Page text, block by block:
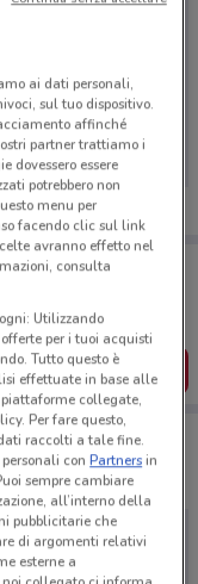
pubblicato
più tardi.
te!
negozi vicino a te,
ai dati personali,
sul tuo dispositivo.
affinché
partner trattiamo i
dovessero essere
potrebbero non
menu per
facendo clic sul link
avranno effetto nel
consulta
Utilizzando
per i tuoi acquisti
Tutto questo è
effettuate in base alle
collegate,
Per fare questo,
raccolti a tale fine.
personali conPartnersin
sempre cambiare
all’interno della
pubblicitarie che
di argomenti relativi
esterne a